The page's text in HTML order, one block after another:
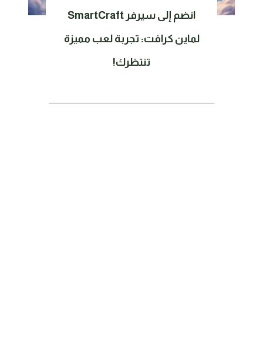
انضم إلى سيرفر SmartCraft
لماين كرافت: تجربة لعب مميزة
تنتظرك!